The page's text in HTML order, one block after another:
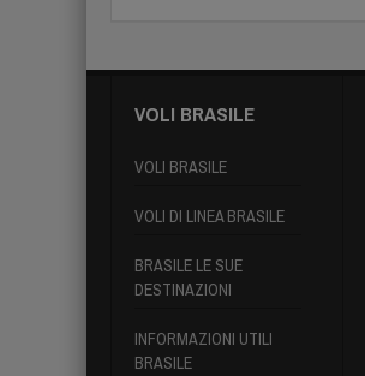
VOLI BRASILE
VOLI BRASILE
VOLI DI LINEA BRASILE
BRASILE LE SUE
DESTINAZIONI
INFORMAZIONI UTILI
BRASILE